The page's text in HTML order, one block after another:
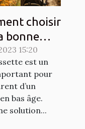
choisir
bonne
pour
enfant ?
15:20
est un
pour
d’un
bas âge.
solution...